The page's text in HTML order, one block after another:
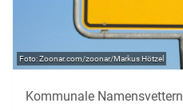
Zoonar.com/zoonar/Markus Hötzel
Kommunale Namensvettern